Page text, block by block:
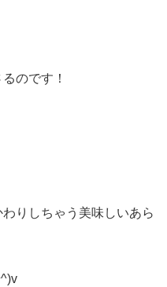
のです！
りしちゃう美味しいあら